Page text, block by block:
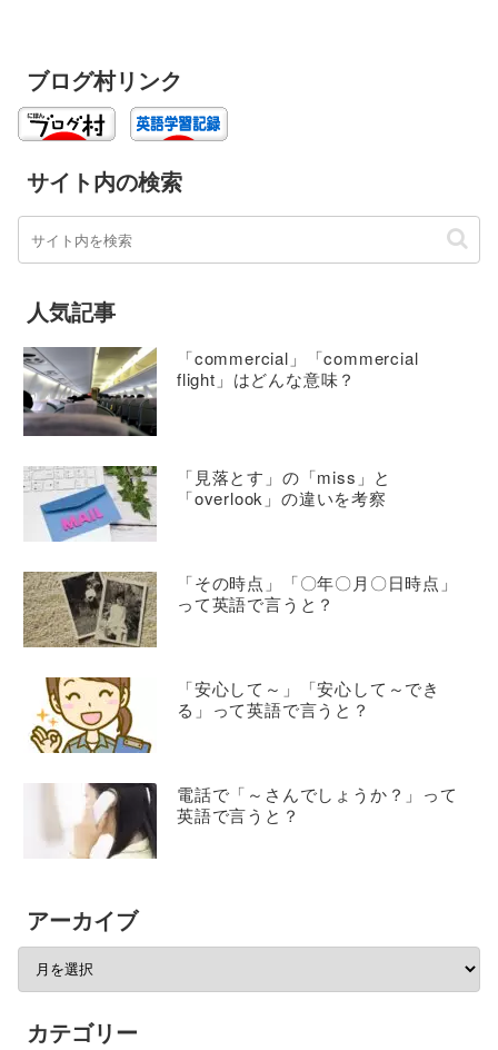
ブログ村リンク
サイト内の検索
人気記事
「commercial」「commercial
flight」はどんな意味？
「見落とす」の「miss」と
「overlook」の違いを考察
「その時点」「〇年〇月〇日時点」
って英語で言うと？
「安心して～」「安心して～でき
る」って英語で言うと？
電話で「～さんでしょうか？」って
英語で言うと？
アーカイブ
カテゴリー